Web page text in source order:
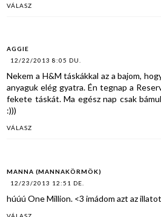
VÁLASZ
AGGIE
12/22/2013 8:05 DU.
Nekem a H&M táskákkal az a bajom,
anyaguk elég gyatra. Én tegnap a
fekete táskát. Ma egész nap csak
:)))
VÁLASZ
MANNA (MANNAKÖRMÖK)
12/23/2013 12:51 DE.
húúú One Million. <3 imádom azt az